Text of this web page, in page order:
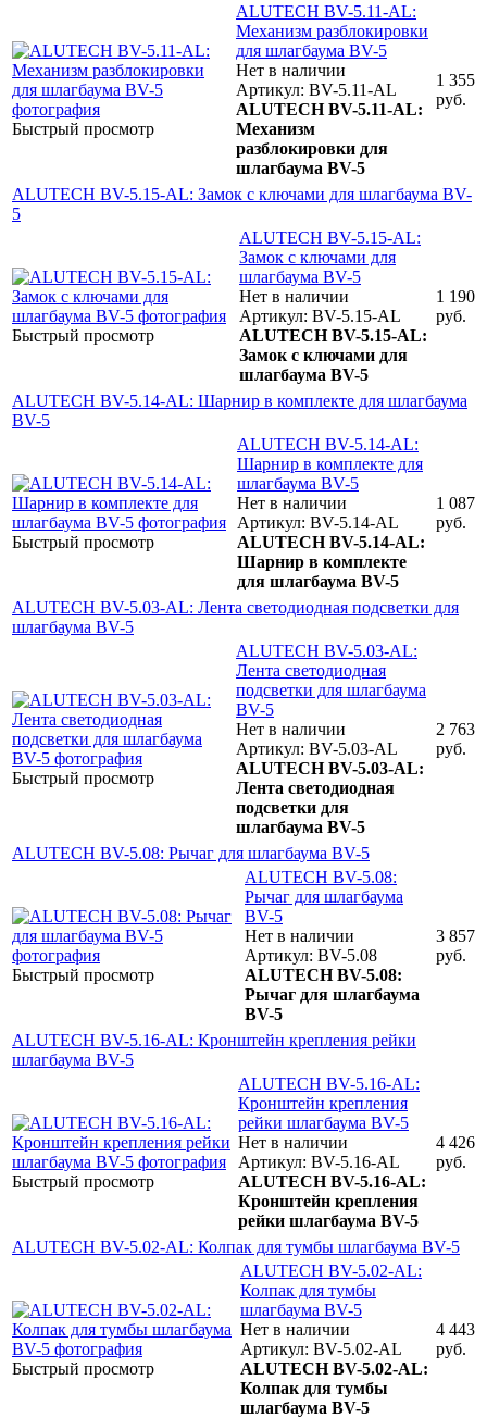
Быстрый просмотр
ALUTECH BV-5.11-AL:
Механизм разблокировки
для шлагбаума BV-5
Нет в наличии
Артикул: BV-5.11-AL
ALUTECH BV-5.11-AL:
Механизм
разблокировки для
шлагбаума BV-5
1 355
руб.
ALUTECH BV-5.15-AL: Замок с ключами для шлагбаума BV-
5
Быстрый просмотр
ALUTECH BV-5.15-AL:
Замок с ключами для
шлагбаума BV-5
Нет в наличии
Артикул: BV-5.15-AL
ALUTECH BV-5.15-AL:
Замок с ключами для
шлагбаума BV-5
1 190
руб.
ALUTECH BV-5.14-AL: Шарнир в комплекте для шлагбаума
BV-5
Быстрый просмотр
ALUTECH BV-5.14-AL:
Шарнир в комплекте для
шлагбаума BV-5
Нет в наличии
Артикул: BV-5.14-AL
ALUTECH BV-5.14-AL:
Шарнир в комплекте
для шлагбаума BV-5
1 087
руб.
ALUTECH BV-5.03-AL: Лента светодиодная подсветки для
шлагбаума BV-5
Быстрый просмотр
ALUTECH BV-5.03-AL:
Лента светодиодная
подсветки для шлагбаума
BV-5
Нет в наличии
Артикул: BV-5.03-AL
ALUTECH BV-5.03-AL:
Лента светодиодная
подсветки для
шлагбаума BV-5
2 763
руб.
ALUTECH BV-5.08: Рычаг для шлагбаума BV-5
Быстрый просмотр
ALUTECH BV-5.08:
Рычаг для шлагбаума
BV-5
Нет в наличии
Артикул: BV-5.08
ALUTECH BV-5.08:
Рычаг для шлагбаума
BV-5
3 857
руб.
ALUTECH BV-5.16-AL: Кронштейн крепления рейки
шлагбаума BV-5
Быстрый просмотр
ALUTECH BV-5.16-AL:
Кронштейн крепления
рейки шлагбаума BV-5
Нет в наличии
Артикул: BV-5.16-AL
ALUTECH BV-5.16-AL:
Кронштейн крепления
рейки шлагбаума BV-5
4 426
руб.
ALUTECH BV-5.02-AL: Колпак для тумбы шлагбаума BV-5
Быстрый просмотр
ALUTECH BV-5.02-AL:
Колпак для тумбы
шлагбаума BV-5
Нет в наличии
Артикул: BV-5.02-AL
ALUTECH BV-5.02-AL:
Колпак для тумбы
шлагбаума BV-5
4 443
руб.